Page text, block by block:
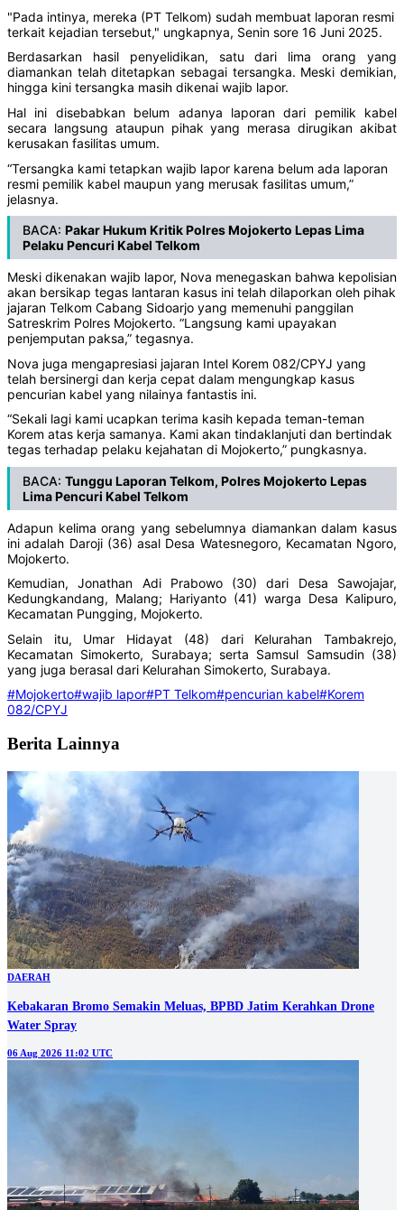
"Pada intinya, mereka (PT Telkom) sudah membuat laporan resmi
terkait kejadian tersebut," ungkapnya, Senin sore 16 Juni 2025.
Berdasarkan hasil penyelidikan, satu dari lima orang yang
diamankan telah ditetapkan sebagai tersangka. Meski demikian,
hingga kini tersangka masih dikenai wajib lapor.
Hal ini disebabkan belum adanya laporan dari pemilik kabel
secara langsung ataupun pihak yang merasa dirugikan akibat
kerusakan fasilitas umum.
“Tersangka kami tetapkan wajib lapor karena belum ada laporan
resmi pemilik kabel maupun yang merusak fasilitas umum,”
jelasnya.
BACA: Pakar Hukum Kritik Polres Mojokerto Lepas Lima
Pelaku Pencuri Kabel Telkom
Meski dikenakan wajib lapor, Nova menegaskan bahwa kepolisian
akan bersikap tegas lantaran kasus ini telah dilaporkan oleh pihak
jajaran Telkom Cabang Sidoarjo yang memenuhi panggilan
Satreskrim Polres Mojokerto. “Langsung kami upayakan
penjemputan paksa,” tegasnya.
Nova juga mengapresiasi jajaran Intel Korem 082/CPYJ yang
telah bersinergi dan kerja cepat dalam mengungkap kasus
pencurian kabel yang nilainya fantastis ini.
“Sekali lagi kami ucapkan terima kasih kepada teman-teman
Korem atas kerja samanya. Kami akan tindaklanjuti dan bertindak
tegas terhadap pelaku kejahatan di Mojokerto,” pungkasnya.
BACA: Tunggu Laporan Telkom, Polres Mojokerto Lepas
Lima Pencuri Kabel Telkom
Adapun kelima orang yang sebelumnya diamankan dalam kasus
ini adalah Daroji (36) asal Desa Watesnegoro, Kecamatan Ngoro,
Mojokerto.
Kemudian, Jonathan Adi Prabowo (30) dari Desa Sawojajar,
Kedungkandang, Malang; Hariyanto (41) warga Desa Kalipuro,
Kecamatan Pungging, Mojokerto.
Selain itu, Umar Hidayat (48) dari Kelurahan Tambakrejo,
Kecamatan Simokerto, Surabaya; serta Samsul Samsudin (38)
yang juga berasal dari Kelurahan Simokerto, Surabaya.
#Mojokerto#wajib lapor#PT Telkom#pencurian kabel#Korem
082/CPYJ
Berita Lainnya
DAERAH
Kebakaran Bromo Semakin Meluas, BPBD Jatim Kerahkan Drone
Water Spray
06 Aug 2026 11:02 UTC